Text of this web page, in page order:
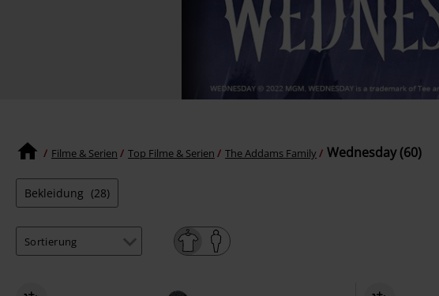
Filme & Serien Top Filme & Serien The Addams Family Wednesday (60)
Bekleidung (28)